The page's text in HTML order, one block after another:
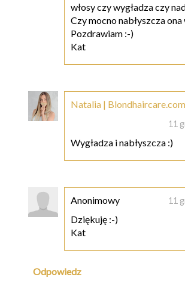
włosy czy wygładza czy
Czy mocno nabłyszcza ona
Pozdrawiam :-)
Kat
Natalia | Blondhaircare.com
11
Wygładza i nabłyszcza :)
Anonimowy 11
Dziękuję :-)
Kat
Odpowiedz